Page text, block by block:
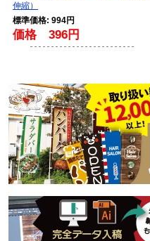
伸縮）
標準価格: 994円
価格 396円